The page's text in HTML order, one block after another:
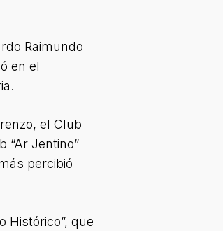
Raimundo
en el
el Club
“Ar Jentino”
percibió
Histórico”, que